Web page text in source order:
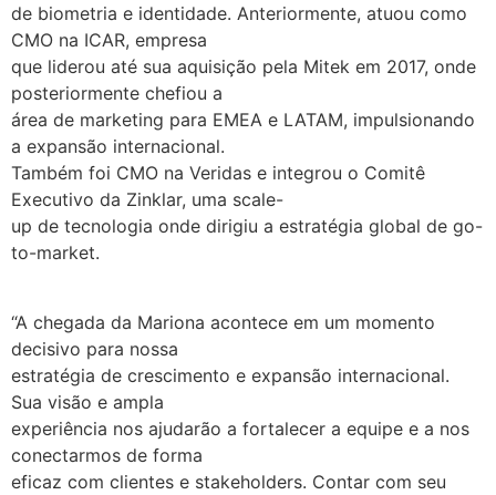
de biometria e identidade. Anteriormente, atuou como
CMO na ICAR, empresa
que liderou até sua aquisição pela Mitek em 2017, onde
posteriormente chefiou a
área de marketing para EMEA e LATAM, impulsionando
a expansão internacional.
Também foi CMO na Veridas e integrou o Comitê
Executivo da Zinklar, uma scale-
up de tecnologia onde dirigiu a estratégia global de go-
to-market.
“A chegada da Mariona acontece em um momento
decisivo para nossa
estratégia de crescimento e expansão internacional.
Sua visão e ampla
experiência nos ajudarão a fortalecer a equipe e a nos
conectarmos de forma
eficaz com clientes e stakeholders. Contar com seu